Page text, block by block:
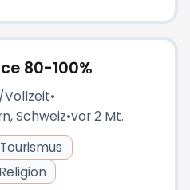
80-100%
•
Schweiz•vor 2 Mt.
Tourismus
Religion